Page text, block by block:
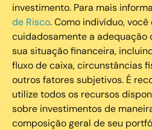
investimento. Para mais
de Risco. Como indivíduo,
cuidadosamente a adequação
sua situação financeira,
fluxo de caixa, circunstâncias
outros fatores subjetivos. É
utilize todos os recursos
sobre investimentos de
composição geral de seu